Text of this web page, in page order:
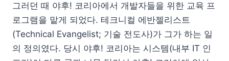
그러던 때 야후! 코리아에서 개발자들을 위한 교육 프
로그램을 맡게 되었다. 테크니컬 에반젤리스트
(Technical Evangelist; 기술 전도사)가 그가 하는 일
의 정의였다. 당시 야후! 코리아는 시스템(내부 IT 인